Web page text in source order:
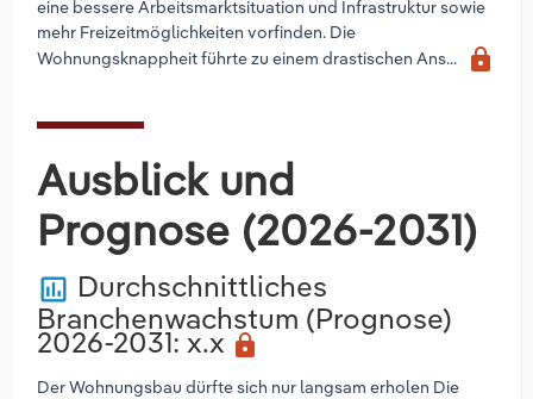
eine bessere Arbeitsmarktsituation und Infrastruktur sowie
mehr Freizeitmöglichkeiten vorfinden. Die
Wohnungsknappheit führte zu einem drastischen Ans...
lock
Ausblick und
Prognose (2026-2031)
poll Durchschnittliches
Branchenwachstum (Prognose)
2026-2031: x.x lock
Der Wohnungsbau dürfte sich nur langsam erholen Die